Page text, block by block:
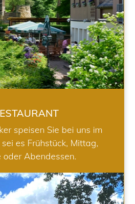
speisen Sie bei uns im
es Frühstück, Mittag,
oder Abendessen.